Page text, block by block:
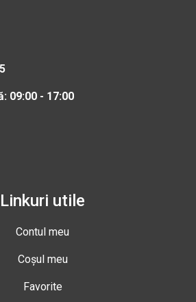
09:00 - 17:00
Linkuri utile
Contul meu
Coșul meu
Favorite